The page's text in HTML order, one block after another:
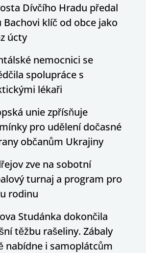
Dívčího Hradu předal
Bachovi klíč od obce jako
úcty
nemocnici se
spolupráce s
lékaři
unie zpřísňuje
pro udělení dočasné
občanům Ukrajiny
zve na sobotní
turnaj a program pro
rodinu
Studánka dokončila
těžbu rašeliny. Zábaly
nabídne i samoplátcům